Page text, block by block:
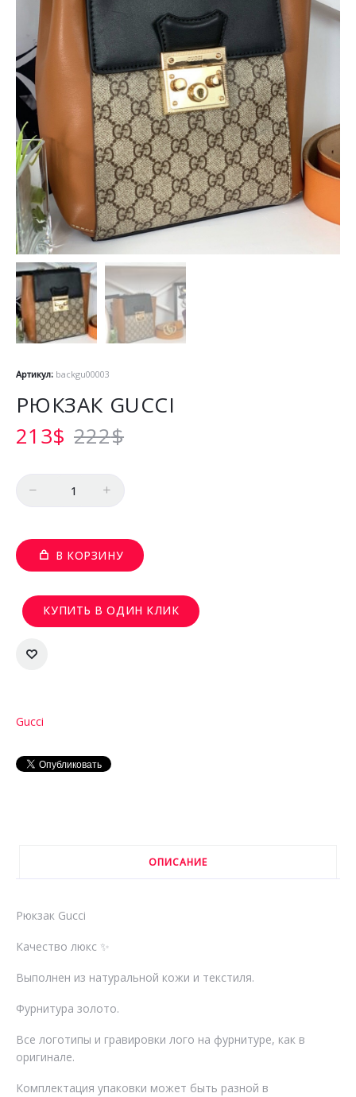
Артикул: backgu00003
РЮКЗАК GUCCI
222$
213$
В КОРЗИНУ
КУПИТЬ В ОДИН КЛИК
Gucci
ОПИСАНИЕ
Рюкзак Gucci
Качество люкс ✨
Выполнен из натуральной кожи и текстиля.
Фурнитура золото.
Все логотипы и гравировки лого на фурнитуре, как в
оригинале.
Комплектация упаковки может быть разной в